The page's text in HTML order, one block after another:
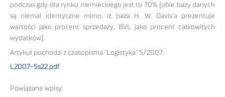
podczas gdy dla rynku niemieckiego jest to 70% (obie bazy danych
są niemal identyczne mimo, iż baza H. W. Davis’a prezentuje
wartości jako procent sprzedaży, BVL jako procent całkowitych
wydatków).
Artykuł pochodzi z czasopisma "Logistyka" 5/2007.
L2007-5s22.pdf
Powiązane wpisy: